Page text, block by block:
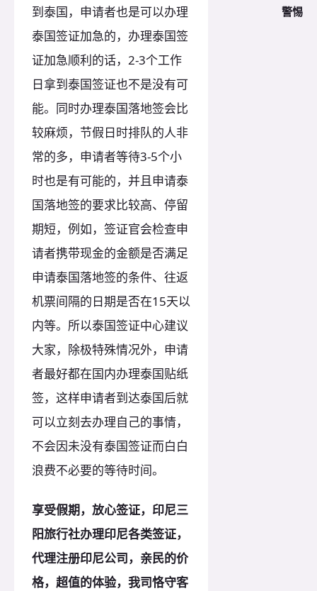
到泰国，申请者也是可以办理
泰国签证加急的，办理泰国签
证加急顺利的话，2-3个工作
日拿到泰国签证也不是没有可
能。同时办理泰国落地签会比
较麻烦，节假日时排队的人非
常的多，申请者等待3-5个小
时也是有可能的，并且申请泰
国落地签的要求比较高、停留
期短，例如，签证官会检查申
请者携带现金的金额是否满足
申请泰国落地签的条件、往返
机票间隔的日期是否在15天以
内等。所以泰国签证中心建议
大家，除极特殊情况外，申请
者最好都在国内办理泰国贴纸
签，这样申请者到达泰国后就
可以立刻去办理自己的事情，
不会因未没有泰国签证而白白
浪费不必要的等待时间。
享受假期，放心签证，印尼三
阳旅行社办理印尼各类签证，
代理注册印尼公司，亲民的价
格，超值的体验，我司恪守客
警惕